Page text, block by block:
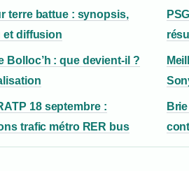
terre battue : synopsis,
et diffusion
Bolloc’h : que devient-il ?
18 septembre :
trafic métro RER bus